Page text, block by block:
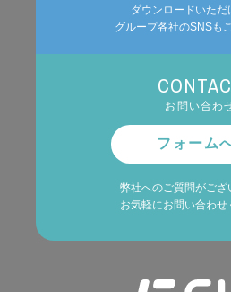
ダウンロードいただ
グループ各社のSNSも
お問い合わ
フォーム
弊社へのご質問がござ
お気軽にお問い合わせ